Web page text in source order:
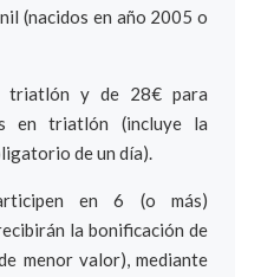
(nacidos en año 2005 o
triatlón y de 28€ para
en triatlón (incluye la
de un día).
en 6 (o más)
la bonificación de
menor valor), mediante